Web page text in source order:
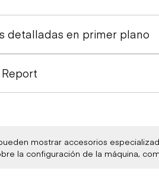
detalladas en primer plano
mostrar accesorios
la configuración de la máquina,